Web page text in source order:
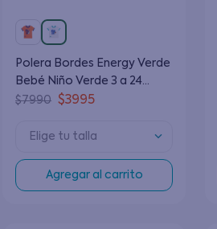
Polera Bordes Energy Verde
Bebé Niño Verde 3 a 24
Meses
$7990 $3995
Elige tu talla
Agregar al carrito